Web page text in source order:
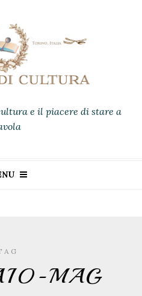
e il piacere di stare a
MAG